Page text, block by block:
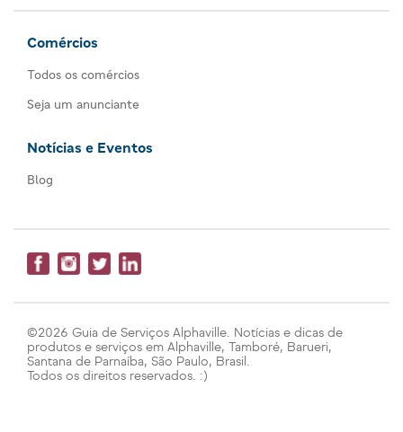
Comércios
Todos os comércios
Seja um anunciante
Notícias e Eventos
Blog
©2026 Guia de Serviços Alphaville. Notícias e dicas de
produtos e serviços em Alphaville, Tamboré, Barueri,
Santana de Parnaíba, São Paulo, Brasil.
Todos os direitos reservados. :)